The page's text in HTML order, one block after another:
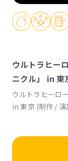
ウルトラヒー
ニクル」 in 東
ウルトラヒーロ
in 東京 (制作 / 演出 /